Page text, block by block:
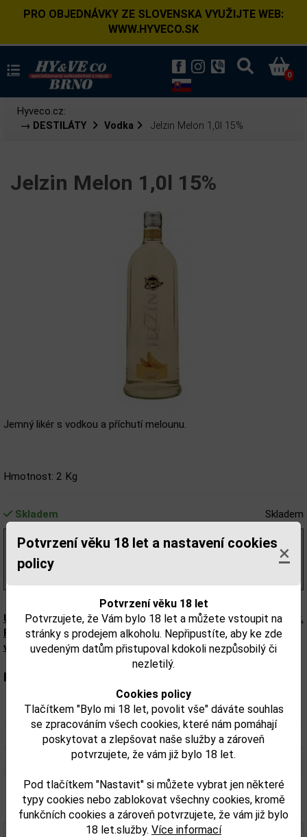
Potvrzení věku 18 let a nastavení cookies
policy
×
Potvrzení věku 18 let
Potvrzujete, že Vám bylo 18 let a můžete vstoupit na
stránky s prodejem alkoholu. Nepřipustíte, aby ke zde
uvedeným datům přistupoval kdokoli nezpůsobilý či
nezletilý.
Cookies policy
Tlačítkem "Bylo mi 18 let, povolit vše" dáváte souhlas
se zpracováním všech cookies, které nám pomáhají
poskytovat a zlepšovat naše služby a zároveň
potvrzujete, že vám již bylo 18 let.
Pod tlačítkem "Nastavit" si můžete vybrat jen některé
typy cookies nebo zablokovat všechny cookies, kromě
funkčních cookies a zároveň potvrzujete, že vám již bylo
18 let.služby. Více informací
PRO OBJEDNÁVKY ZE SLOVENSKA VYUŽIJTE WEB:
WWW.HYVECO.SK
0
Hyveco.cz:
→ DESTILÁTY
Vodka Jelzin Melon 1,0l 15%
Jelzin Melon 1,0l 15%
Jemný likér s vodkou a příchutí melounu.
Hmotnost: 2 Kg
Skladem Skladem
169,42 Kčbez DPH
205,00 Kč
(205,00 Kč/l)
Upozorňujeme, že tento produkt může obsahovat alergeny.
Přesné složení a alergeny jsou k dispozici na obalu
výrobku. Zkontrolujte prosím před konzumací.
Parametry:
Obsah alkoholu obj. %: 16,6
Objem obalu (L): 1,0
Související zboží